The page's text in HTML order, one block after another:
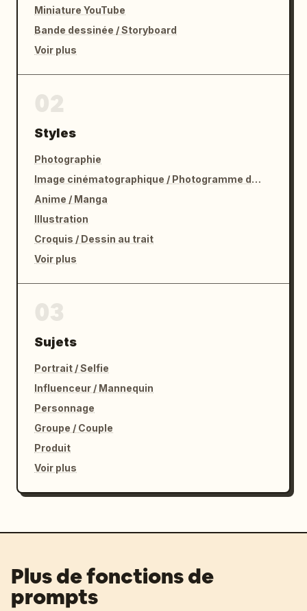
Miniature YouTube
Bande dessinée / Storyboard
Voir plus
Styles
Photographie
Image cinématographique / Photogramme de film
Anime / Manga
Illustration
Croquis / Dessin au trait
Voir plus
Sujets
Portrait / Selfie
Influenceur / Mannequin
Personnage
Groupe / Couple
Produit
Voir plus
Plus de fonctions de
prompts